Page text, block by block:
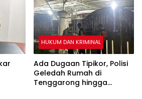
HUKUM DAN KRIMINAL
Ada Dugaan Tipikor, Polisi
Geledah Rumah di
Tenggarong hingga